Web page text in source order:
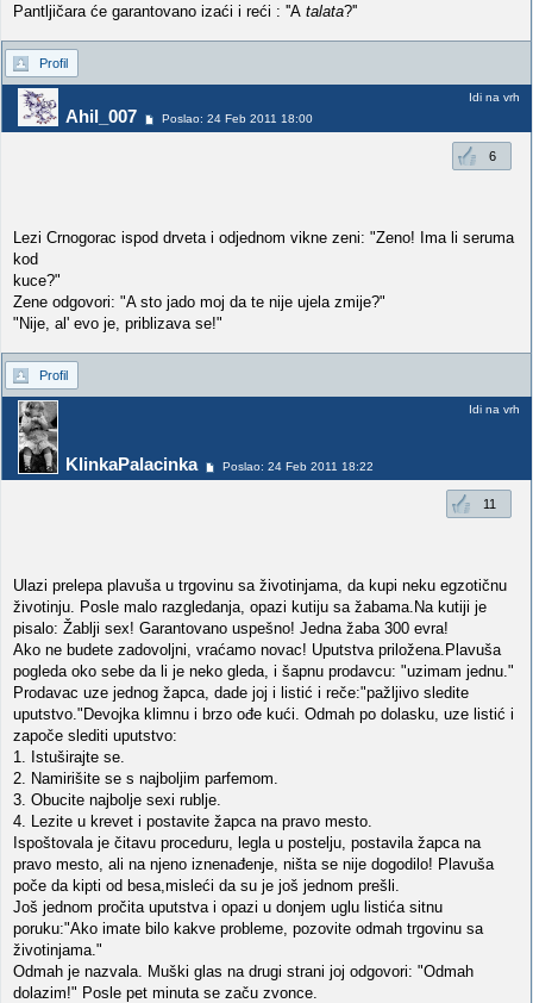
Pantljičara će garantovano izaći i reći : ''A talata?''
Profil
Ahil_007 Poslao: 24 Feb 2011 18:00
Idi na vrh
6
Lezi Crnogorac ispod drveta i odjednom vikne zeni: "Zeno! Ima li seruma
kod
kuce?"
Zene odgovori: "A sto jado moj da te nije ujela zmije?"
"Nije, al' evo je, priblizava se!"
Profil
KlinkaPalacinka Poslao: 24 Feb 2011 18:22
Idi na vrh
11
Ulazi prelepa plavuša u trgovinu sa životinjama, da kupi neku egzotičnu
životinju. Posle malo razgledanja, opazi kutiju sa žabama.Na kutiji je
pisalo: Žablji sex! Garantovano uspešno! Jedna žaba 300 evra!
Ako ne budete zadovoljni, vraćamo novac! Uputstva priložena.Plavuša
pogleda oko sebe da li je neko gleda, i šapnu prodavcu: "uzimam jednu."
Prodavac uze jednog žapca, dade joj i listić i reče:"pažljivo sledite
uputstvo."Devojka klimnu i brzo ođe kući. Odmah po dolasku, uze listić i
započe slediti uputstvo:
1. Istuširajte se.
2. Namirišite se s najboljim parfemom.
3. Obucite najbolje sexi rublje.
4. Lezite u krevet i postavite žapca na pravo mesto.
Ispoštovala je čitavu proceduru, legla u postelju, postavila žapca na
pravo mesto, ali na njeno iznenađenje, ništa se nije dogodilo! Plavuša
poče da kipti od besa,misleći da su je još jednom prešli.
Još jednom pročita uputstva i opazi u donjem uglu listića sitnu
poruku:"Ako imate bilo kakve probleme, pozovite odmah trgovinu sa
životinjama."
Odmah je nazvala. Muški glas na drugi strani joj odgovori: "Odmah
dolazim!" Posle pet minuta se začu zvonce.